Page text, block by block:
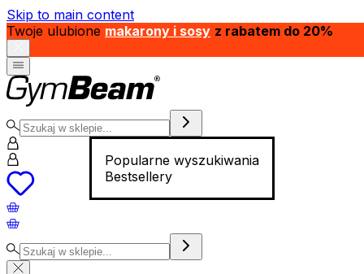
Skip to main content
Twoje ulubione makarony i sosy z rabatem do 20%
Popularne wyszukiwania
Bestsellery